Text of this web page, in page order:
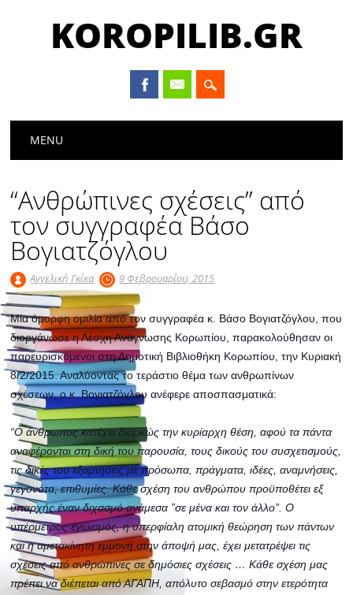
KOROPILIB.GR
Main menu
MENU
“Ανθρώπινες σχέσεις” από
τον συγγραφέα Βάσο
Βογιατζόγλου
Αγγελική Γκίκα 9 Φεβρουαρίου, 2015
Μία όμορφη ομιλία από τον συγγραφέα κ. Βάσο Βογιατζόγλου, που
διοργάνωσε η Λέσχη Ανάγνωσης Κορωπίου, παρακολούθησαν οι
παρευρισκόμενοι στη Δημοτική Βιβλιοθήκη Κορωπίου, την Κυριακή
8/2/2015. Αναλύοντας το τεράστιο θέμα των ανθρωπίνων
σχέσεων, ο κ. Βογιατζόγλου ανέφερε αποσπασματικά:
“Ο άνθρωπος κατέχει διαρκώς την κυρίαρχη θέση, αφού τα πάντα
αναφέρονται στη δική του παρουσία, τους δικούς του συσχετισμούς,
τις δικές του εξαρτήσεις με πρόσωπα, πράγματα, ιδέες, αναμνήσεις,
γεγονότα, επιθυμίες. Κάθε σχέση του ανθρώπου προϋποθέτει εξ
υπαρχής έναν διχασμό ανάμεσα ”σε μένα και τον άλλο”. Ο
υπέρμετρος εγωισμός, η υπερφίαλη ατομική θεώρηση των πάντων
και η αμετακίνητη εμμονή στην άποψή μας, έχει μετατρέψει τις
σχέσεις από ανθρώπινες σε δημόσιες σχέσεις … Κάθε σχέση μας
πρέπει να διέπεται από ΑΓΑΠΗ, απόλυτο σεβασμό στην ετερότητα